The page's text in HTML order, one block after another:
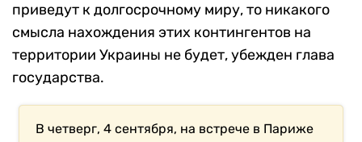
приведут к долгосрочному миру, то никакого
смысла нахождения этих контингентов на
территории Украины не будет, убежден глава
государства.
В четверг, 4 сентября, на встрече в Париже